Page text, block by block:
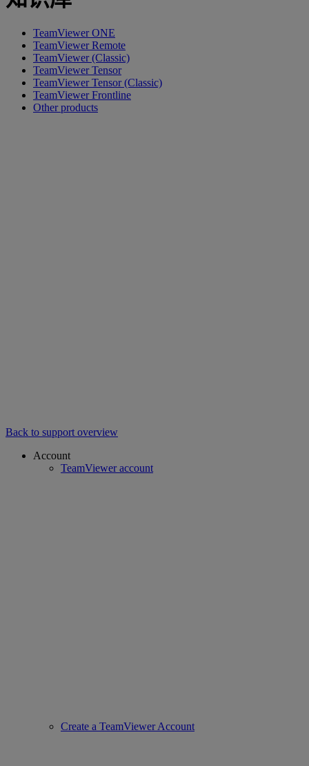
TeamViewer ONE
TeamViewer Remote
TeamViewer (Classic)
TeamViewer Tensor
TeamViewer Tensor (Classic)
TeamViewer Frontline
Other products
Back to support overview
Account
TeamViewer account
Create a TeamViewer Account